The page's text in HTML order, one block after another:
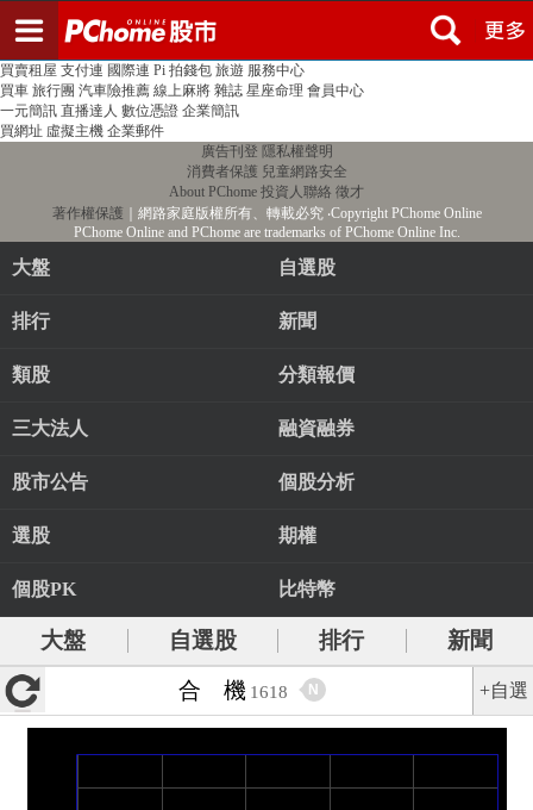
PChome首頁 線上購物 24h購物 書店
買賣租屋 支付連 國際連 Pi 拍錢包 旅遊 服務中心
買車 旅行團 汽車險推薦 線上麻將 雜誌 星座命理 會員中心
一元簡訊 直播達人 數位憑證 企業簡訊
買網址 虛擬主機 企業郵件
廣告刊登 隱私權聲明
消費者保護 兒童網路安全
About PChome 投資人聯絡 徵才
著作權保護 ｜網路家庭版權所有、轉載必究‧Copyright PChome Online
PChome Online and PChome are trademarks of PChome Online Inc.
大盤 自選股
排行 新聞
類股 分類報價
三大法人 融資融券
股市公告 個股分析
選股 期權
個股PK 比特幣
大盤 自選股 排行
新聞
合 機 1618 N +自選